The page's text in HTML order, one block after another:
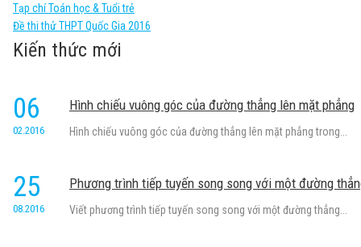
Tạp chí Toán học & Tuổi trẻ
Đề thi thử THPT Quốc Gia 2016
Kiến thức mới
06
02.2016
Hình chiếu vuông góc của đường thẳng lên mặt phẳng
Hình chiếu vuông góc của đường thẳng lên mặt phẳng trong...
25
08.2016
Phương trình tiếp tuyến song song với một đường
Viết phương trình tiếp tuyến song song với một đường thẳng...